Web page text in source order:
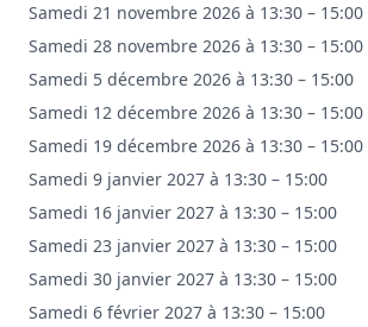
Samedi 21 novembre 2026 à 13:30 – 15:00
Samedi 28 novembre 2026 à 13:30 – 15:00
Samedi 5 décembre 2026 à 13:30 – 15:00
Samedi 12 décembre 2026 à 13:30 – 15:00
Samedi 19 décembre 2026 à 13:30 – 15:00
Samedi 9 janvier 2027 à 13:30 – 15:00
Samedi 16 janvier 2027 à 13:30 – 15:00
Samedi 23 janvier 2027 à 13:30 – 15:00
Samedi 30 janvier 2027 à 13:30 – 15:00
Samedi 6 février 2027 à 13:30 – 15:00